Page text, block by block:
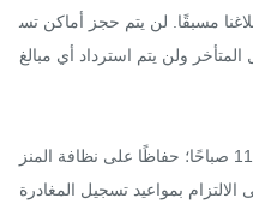
مسبقًا. لن يتم حجز أماكن تس
ولن يتم استرداد أي مبالغ.
وقت تسجيل المغادرة: قبل الساعة 11:00 صباحًا؛ حفاظًا على نظافة المنز
الالتزام بمواعيد تسجيل المغادرة.